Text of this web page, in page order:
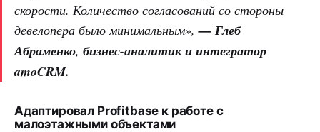
скорости. Количество согласований со стороны
девелопера было минимальным»,— Глеб
Абраменко, бизнес-аналитик и интегратор
amoCRM.
Адаптировал Profitbase к работе с
малоэтажными объектами